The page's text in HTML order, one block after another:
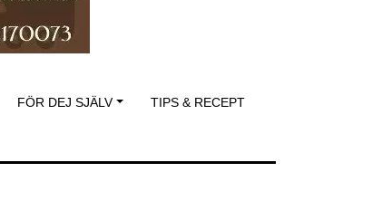
FÖR DEJ SJÄLV TIPS & RECEPT